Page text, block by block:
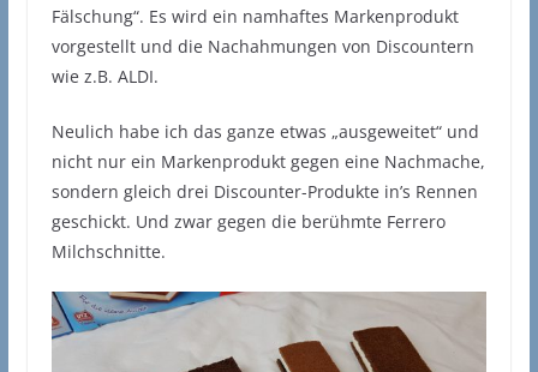
Fälschung“. Es wird ein namhaftes Markenprodukt
vorgestellt und die Nachahmungen von Discountern
wie z.B. ALDI.
Neulich habe ich das ganze etwas „ausgeweitet“ und
nicht nur ein Markenprodukt gegen eine Nachmache,
sondern gleich drei Discounter-Produkte in’s Rennen
geschickt. Und zwar gegen die berühmte Ferrero
Milchschnitte.